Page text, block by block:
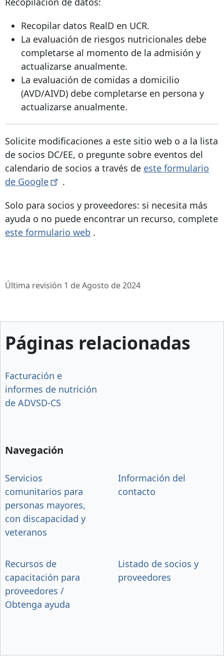
Recopilar datos RealD en UCR.
La evaluación de riesgos nutricionales debe
completarse al momento de la admisión y
actualizarse anualmente.
La evaluación de comidas a domicilio
(AVD/AIVD) debe completarse en persona y
actualizarse anualmente.
Solicite modificaciones a este sitio web o a la lista
de socios DC/EE, o pregunte sobre eventos del
calendario de socios a través de este formulario
de Google
.
Solo para socios y proveedores: si necesita más
ayuda o no puede encontrar un recurso, complete
este formulario web .
Última revisión 1 de Agosto de 2024
Páginas relacionadas
Facturación e
informes de nutrición
de ADVSD-CS
Navegación
Servicios
comunitarios para
personas mayores,
con discapacidad y
veteranos
Información del
contacto
Recursos de
capacitación para
proveedores /
Obtenga ayuda
Listado de socios y
proveedores